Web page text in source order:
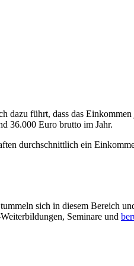
dazu führt, dass das Einkommen
36.000 Euro brutto im Jahr.
durchschnittlich ein
sich in diesem Bereich
Seminare und